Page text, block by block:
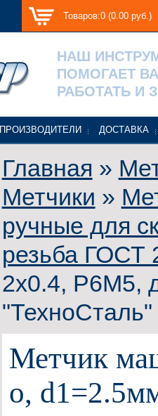
Товаров:0 (0.00 руб.)
НАШ
ПОМОГАЕТ
РАБОТАТЬ И
ПРОИЗВОДИТЕЛИ ДОСТАВКА
Главная »
Метчики »
ручные для
резьба ГОСТ
2х0.4, Р6М5,
"ТехноСталь"
Метчик
о,